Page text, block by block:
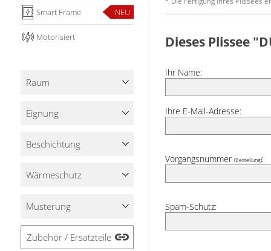
Smart Frame NEU
Motorisiert
Raum
Eignung
Beschichtung
Wärmeschutz
Musterung
Zubehör / Ersatzteile
Dieses Plissee
Ihr Name:
Ihre E-Mail-Adresse:
Vorgangsnummer(Bestellung):
Spam-Schutz: